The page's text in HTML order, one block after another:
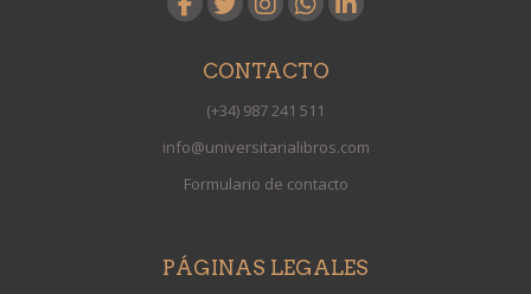
CONTACTO
(+34) 987 241 511
info@universitarialibros.com
Formulario de contacto
PÁGINAS LEGALES